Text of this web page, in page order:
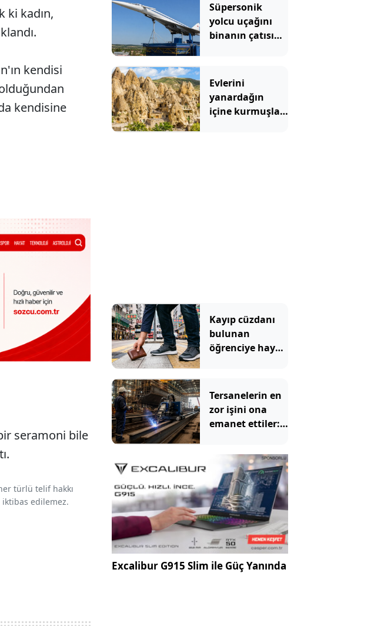
ki kadın,
kendisi
kendisine
seramoni bile
türlü telif hakkı
iktibas edilemez.
Süpersonik
yolcu uçağını
binanın çatısına
Evlerini
yanardağın
içine kurmuşlar:
Kayıp cüzdanı
bulunan
öğrenciye hayatı
Tersanelerin en
zor işini ona
emanet ettiler:
kendi
kaynatıyor
Excalibur G915 Slim ile Güç Yanında